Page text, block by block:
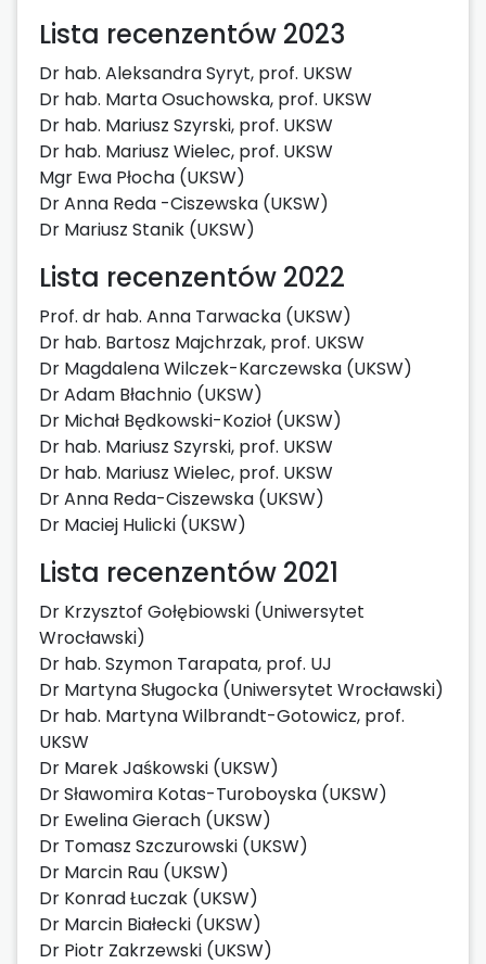
Lista recenzentów 2023
Dr hab. Aleksandra Syryt, prof. UKSW
Dr hab. Marta Osuchowska, prof. UKSW
Dr hab. Mariusz Szyrski, prof. UKSW
Dr hab. Mariusz Wielec, prof. UKSW
Mgr Ewa Płocha (UKSW)
Dr Anna Reda -Ciszewska (UKSW)
Dr Mariusz Stanik (UKSW)
Lista recenzentów 2022
Prof. dr hab. Anna Tarwacka (UKSW)
Dr hab. Bartosz Majchrzak, prof. UKSW
Dr Magdalena Wilczek-Karczewska (UKSW)
Dr Adam Błachnio (UKSW)
Dr Michał Będkowski-Kozioł (UKSW)
Dr hab. Mariusz Szyrski, prof. UKSW
Dr hab. Mariusz Wielec, prof. UKSW
Dr Anna Reda-Ciszewska (UKSW)
Dr Maciej Hulicki (UKSW)
Lista recenzentów 2021
Dr Krzysztof Gołębiowski (Uniwersytet
Wrocławski)
Dr hab. Szymon Tarapata, prof. UJ
Dr Martyna Sługocka (Uniwersytet Wrocławski)
Dr hab. Martyna Wilbrandt-Gotowicz, prof.
UKSW
Dr Marek Jaśkowski (UKSW)
Dr Sławomira Kotas-Turoboyska (UKSW)
Dr Ewelina Gierach (UKSW)
Dr Tomasz Szczurowski (UKSW)
Dr Marcin Rau (UKSW)
Dr Konrad Łuczak (UKSW)
Dr Marcin Białecki (UKSW)
Dr Piotr Zakrzewski (UKSW)